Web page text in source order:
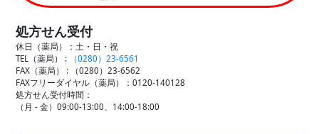
処方せん受付
休日（薬局）：土・日・祝
TEL（薬局） :
（0280）23-6561
FAX（薬局） :
（0280）23-6562
FAXフリーダイヤル（薬局）：0120-140128
処方せん受付時間：
（月 - 金）09:00-13:00、14:00-18:00